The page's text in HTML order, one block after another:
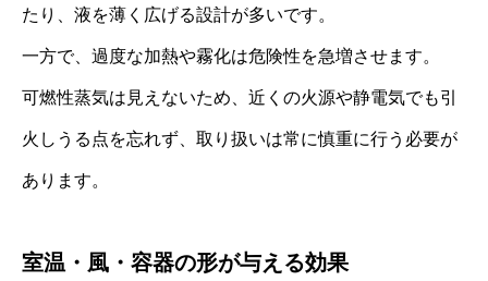
たり、液を薄く広げる設計が多いです。
一方で、過度な加熱や霧化は危険性を急増させます。
可燃性蒸気は見えないため、近くの火源や静電気でも引
火しうる点を忘れず、取り扱いは常に慎重に行う必要が
あります。
室温・風・容器の形が与える効果